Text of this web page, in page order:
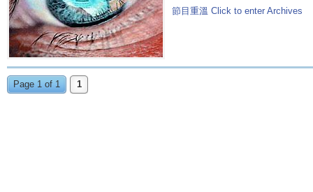
節目重溫 Click to enter Archives
Page 1 of 1 1